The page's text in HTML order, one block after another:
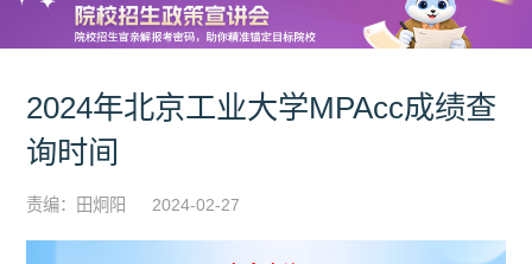
2024年北京工业大学MPAcc成绩查
询时间
责编：田炯阳 2024-02-27